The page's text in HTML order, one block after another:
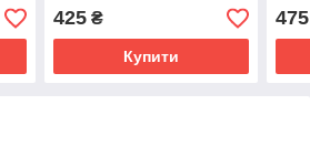
425₴
Купити
475